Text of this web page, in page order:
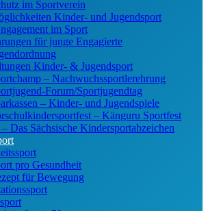
im Sportverein
Kinder- und Jugendsport
im Sport
für junge Engagierte
Kinder- & Jugendsport
– Nach­wuchs­sportler­ehrung
Forum/Sport­jugend­tag
– Kinder- und Jugendspiele
– Känguru Sportfest
Das Sächsische Kindersportabzeichen
pro Gesundheit
für Bewegung